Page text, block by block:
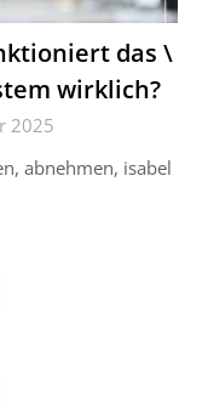
das \
wirklich?
2025
abnehmen, isabel